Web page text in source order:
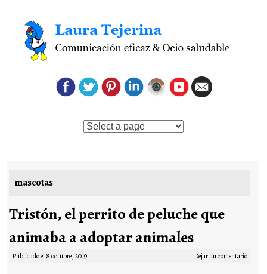
Saltar al contenido
mascotas
Tristón, el perrito de peluche que
animaba a adoptar animales
Publicado el8 octubre, 2019 Dejar un comentario